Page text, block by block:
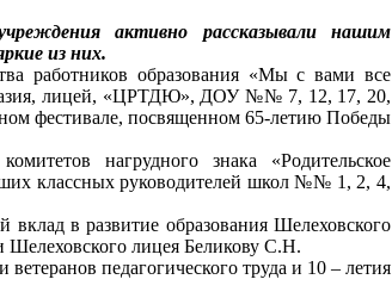
активно рассказывали нашим
из них.
работников образования «Мы с вами все
лицей, «ЦРТДЮ», ДОУ №№ 7, 12, 17, 20,
фестивале, посвященном 65-летию Победы
нагрудного знака «Родительское
классных руководителей школ №№ 1, 2, 4,
в развитие образования Шелеховского
лицея Беликову С.Н.
педагогического труда и 10 – летия